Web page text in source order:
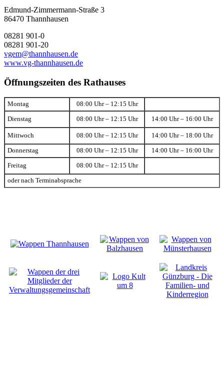
Edmund-Zimmermann-Straße 3
86470 Thannhausen
08281 901-0
08281 901-20
vgem@thannhausen.de
www.vg-thannhausen.de
Öffnungszeiten des Rathauses
Montag 08:00 Uhr – 12:15 Uhr
Dienstag 08:00 Uhr – 12:15 Uhr 14:00 Uhr – 16:00 Uhr
Mittwoch 08:00 Uhr – 12:15 Uhr 14:00 Uhr – 18:00 Uhr
Donnerstag 08:00 Uhr – 12:15 Uhr 14:00 Uhr – 16:00 Uhr
Freitag 08:00 Uhr – 12:15 Uhr
oder nach Terminabsprache